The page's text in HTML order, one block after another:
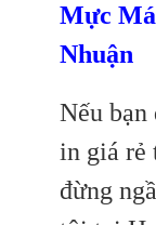
Mực
Nhuận
Nếu bạn
in giá rẻ
đừng